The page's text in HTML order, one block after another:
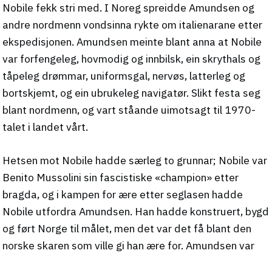
Nobile fekk stri med. I Noreg spreidde Amundsen og
andre nordmenn vondsinna rykte om italienarane etter
ekspedisjonen. Amundsen meinte blant anna at Nobile
var forfengeleg, hovmodig og innbilsk, ein skrythals og
tåpeleg drømmar, uniformsgal, nervøs, latterleg og
bortskjemt, og ein ubrukeleg navigatør. Slikt festa seg
blant nordmenn, og vart ståande uimotsagt til 1970-
talet i landet vårt.
Hetsen mot Nobile hadde særleg to grunnar; Nobile var
Benito Mussolini sin fascistiske «champion» etter
bragda, og i kampen for ære etter seglasen hadde
Nobile utfordra Amundsen. Han hadde konstruert, bygd
og ført Norge til målet, men det var det få blant den
norske skaren som ville gi han ære for. Amundsen var